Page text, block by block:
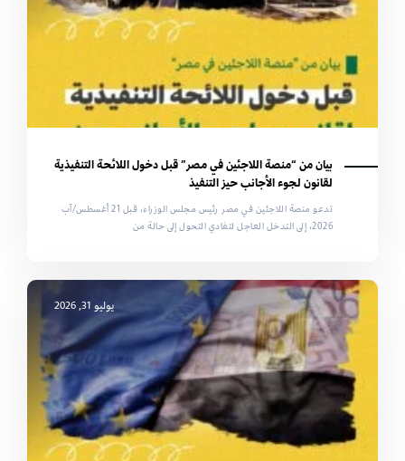
بيان من “منصة اللاجئين في مصر” قبل دخول اللائحة التنفيذية
لقانون لجوء الأجانب حيز التنفيذ
تدعو منصة اللاجئين في مصر رئيس مجلس الوزراء، قبل 21 أغسطس/آب
2026، إلى التدخل العاجل لتفادي التحول إلى حالة من
يوليو 31, 2026